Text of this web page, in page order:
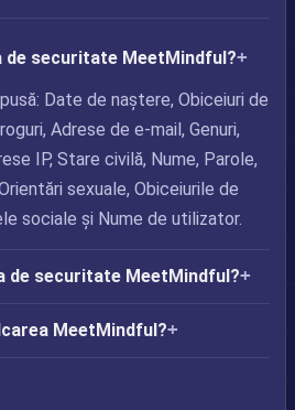
de securitate MeetMindful?
Date de naștere, Obiceiuri de
Adrese de e-mail, Genuri,
IP, Stare civilă, Nume, Parole,
sexuale, Obiceiurile de
sociale și Nume de utilizator.
de securitate MeetMindful?
MeetMindful?